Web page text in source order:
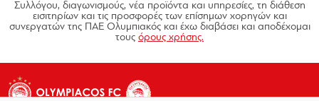
Συλλόγου, διαγωνισμούς, νέα προϊόντα και υπηρεσίες, τη διάθεση
εισιτηρίων και τις προσφορές των επίσημων χορηγών και
συνεργατών της ΠΑΕ Ολυμπιακός και έχω διαβάσει και αποδέχομαι
τους όρους χρήσης.